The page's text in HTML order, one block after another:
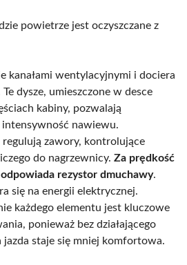
powietrze jest oczyszczane z
kanałami wentylacyjnymi i dociera
dysze, umieszczone w desce
kabiny, pozwalają
nawiewu.
zawory, kontrolujące
do nagrzewnicy. Za prędkość
rezystor dmuchawy.
się na energii elektrycznej.
każdego elementu jest kluczowe
ponieważ bez działającego
jazda staje się mniej komfortowa.